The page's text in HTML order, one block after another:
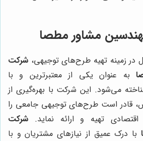
مشاور مطصا
در زمینه تهیه طرح‌های توجیهی، شرکت
به عنوان یکی از معتبرترین و با
می‌شود. این شرکت با بهره‌گیری از
است طرح‌های توجیهی جامعی را
تهیه و ارائه نماید. شرکت
با درک عمیق از نیازهای مشتریان و با